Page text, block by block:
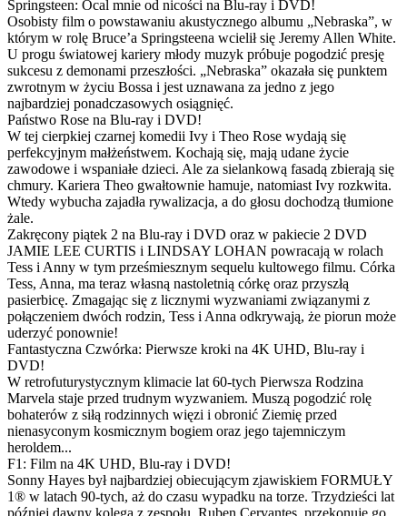
Springsteen: Ocal mnie od nicości na Blu-ray i DVD!
Osobisty film o powstawaniu akustycznego albumu „Nebraska”, w
którym w rolę Bruce’a Springsteena wcielił się Jeremy Allen White.
U progu światowej kariery młody muzyk próbuje pogodzić presję
sukcesu z demonami przeszłości. „Nebraska” okazała się punktem
zwrotnym w życiu Bossa i jest uznawana za jedno z jego
najbardziej ponadczasowych osiągnięć.
Państwo Rose na Blu-ray i DVD!
W tej cierpkiej czarnej komedii Ivy i Theo Rose wydają się
perfekcyjnym małżeństwem. Kochają się, mają udane życie
zawodowe i wspaniałe dzieci. Ale za sielankową fasadą zbierają się
chmury. Kariera Theo gwałtownie hamuje, natomiast Ivy rozkwita.
Wtedy wybucha zajadła rywalizacja, a do głosu dochodzą tłumione
żale.
Zakręcony piątek 2 na Blu-ray i DVD oraz w pakiecie 2 DVD
JAMIE LEE CURTIS i LINDSAY LOHAN powracają w rolach
Tess i Anny w tym prześmiesznym sequelu kultowego filmu. Córka
Tess, Anna, ma teraz własną nastoletnią córkę oraz przyszłą
pasierbicę. Zmagając się z licznymi wyzwaniami związanymi z
połączeniem dwóch rodzin, Tess i Anna odkrywają, że piorun może
uderzyć ponownie!
Fantastyczna Czwórka: Pierwsze kroki na 4K UHD, Blu-ray i
DVD!
W retrofuturystycznym klimacie lat 60-tych Pierwsza Rodzina
Marvela staje przed trudnym wyzwaniem. Muszą pogodzić rolę
bohaterów z siłą rodzinnych więzi i obronić Ziemię przed
nienasyconym kosmicznym bogiem oraz jego tajemniczym
heroldem...
F1: Film na 4K UHD, Blu-ray i DVD!
Sonny Hayes był najbardziej obiecującym zjawiskiem FORMUŁY
1® w latach 90-tych, aż do czasu wypadku na torze. Trzydzieści lat
później dawny kolega z zespołu, Ruben Cervantes, przekonuje go